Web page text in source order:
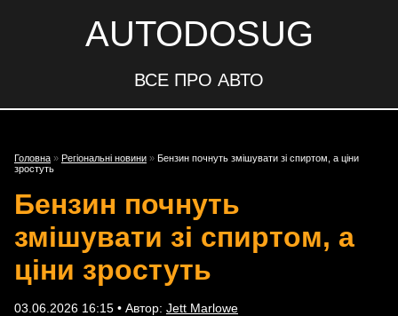
AUTODOSUG
ВСЕ ПРО АВТО
Головна » Регіональні новини » Бензин почнуть змішувати зі спиртом, а ціни
зростуть
Бензин почнуть
змішувати зі спиртом, а
ціни зростуть
03.06.2026 16:15 • Автор: Jett Marlowe